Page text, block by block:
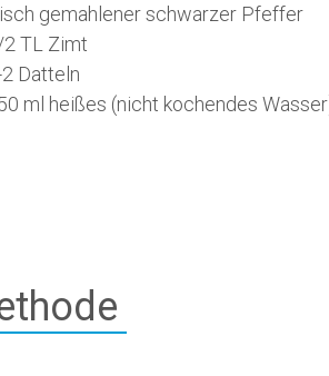
gemahlener schwarzer Pfeffer
TL Zimt
Datteln
ml heißes (nicht kochendes